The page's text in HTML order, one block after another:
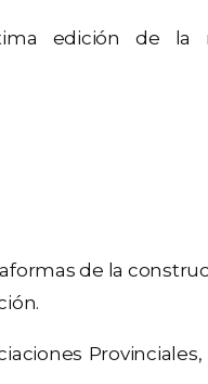
edición de la
de la
Provinciales,